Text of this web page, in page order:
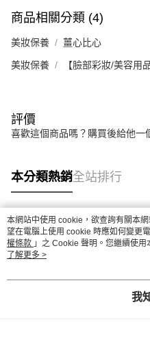
商品相關分類 (4)
美妝保養 薑心比心
美妝保養 【臉部彩妝/美容用品
評價
喜歡這個商品嗎？購買後給他一
本分類熱銷全站排行
熱門標籤
本網站中使用 cookie，欲查詢有關本
望在電腦上使用 cookie 時應如何變更
權條款 」之 Cookie 聲明。您繼續使
用條款之 Cookie 聲明使用 cookie。
了解更多 >
我